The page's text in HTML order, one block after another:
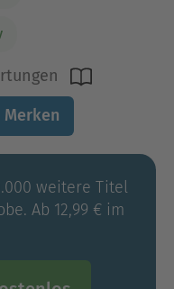
Merken
weitere Titel
Ab 12,99 € im